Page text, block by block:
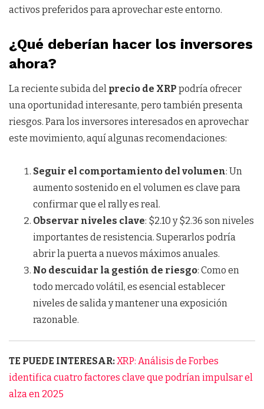
activos preferidos para aprovechar este entorno.
¿Qué deberían hacer los inversores
ahora?
La reciente subida del precio de XRP podría ofrecer
una oportunidad interesante, pero también presenta
riesgos. Para los inversores interesados en aprovechar
este movimiento, aquí algunas recomendaciones:
Seguir el comportamiento del volumen: Un
aumento sostenido en el volumen es clave para
confirmar que el rally es real.
Observar niveles clave: $2.10 y $2.36 son niveles
importantes de resistencia. Superarlos podría
abrir la puerta a nuevos máximos anuales.
No descuidar la gestión de riesgo: Como en
todo mercado volátil, es esencial establecer
niveles de salida y mantener una exposición
razonable.
TE PUEDE INTERESAR:XRP: Análisis de Forbes
identifica cuatro factores clave que podrían impulsar el
alza en 2025